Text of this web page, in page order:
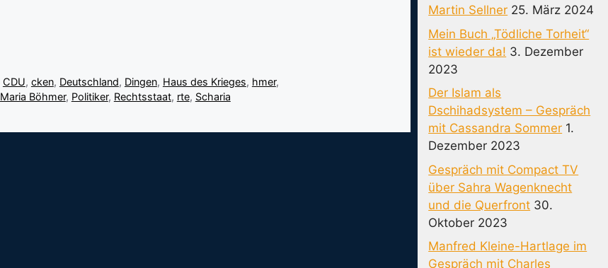
CDU, cken, Deutschland, Dingen, Haus des Krieges, hmer,
Maria Böhmer, Politiker, Rechtsstaat, rte, Scharia
Martin Sellner 25. März 2024
Mein Buch „Tödliche Torheit“
ist wieder da! 3. Dezember
2023
Der Islam als
Dschihadsystem – Gespräch
mit Cassandra Sommer 1.
Dezember 2023
Gespräch mit Compact TV
über Sahra Wagenknecht
und die Querfront 30.
Oktober 2023
Manfred Kleine-Hartlage im
Gespräch mit Charles